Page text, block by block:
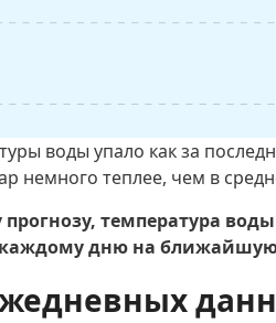
воды упало как за
немного теплее, чем в
температура
дню на ближайшую